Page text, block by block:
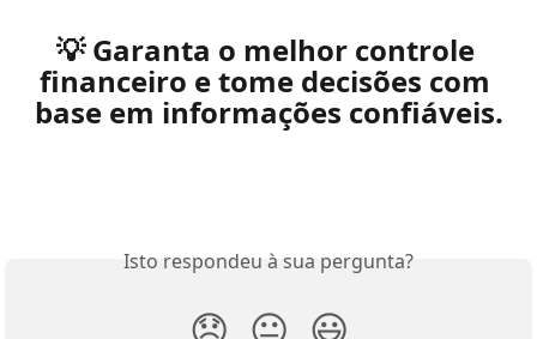
💡 Garanta o melhor controle
financeiro e tome decisões com
base em informações confiáveis.
Isto respondeu à sua pergunta?